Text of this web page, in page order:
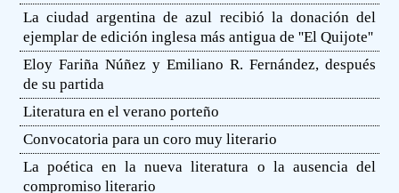
La ciudad argentina de azul recibió la donación del
ejemplar de edición inglesa más antigua de ''El Quijote''
Eloy Fariña Núñez y Emiliano R. Fernández, después
de su partida
Literatura en el verano porteño
Convocatoria para un coro muy literario
La poética en la nueva literatura o la ausencia del
compromiso literario